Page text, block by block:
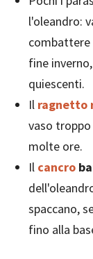
l'oleandro:
combattere
fine
quiescenti.
Il ragnetto
vaso
molte ore.
Il cancro
spaccano,
fino alla